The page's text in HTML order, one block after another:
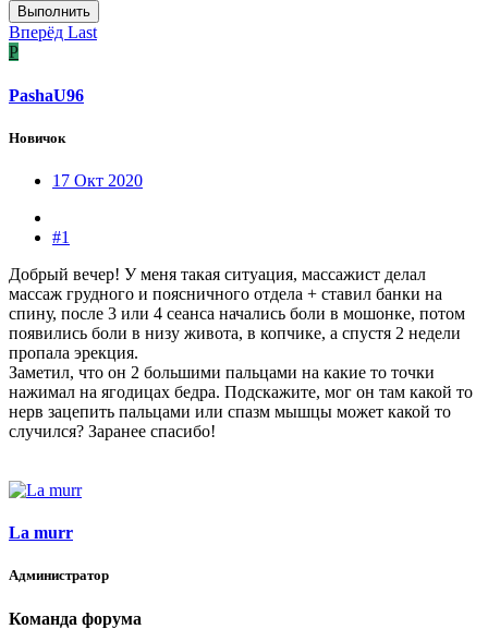
Выполнить
Вперёд Last
P
PashaU96
Новичок
17 Окт 2020
#1
Добрый вечер! У меня такая ситуация, массажист делал
массаж грудного и поясничного отдела + ставил банки на
спину, после 3 или 4 сеанса начались боли в мошонке, потом
появились боли в низу живота, в копчике, а спустя 2 недели
пропала эрекция.
Заметил, что он 2 большими пальцами на какие то точки
нажимал на ягодицах бедра. Подскажите, мог он там какой то
нерв зацепить пальцами или спазм мышцы может какой то
случился? Заранее спасибо!
La murr
Администратор
Команда форума